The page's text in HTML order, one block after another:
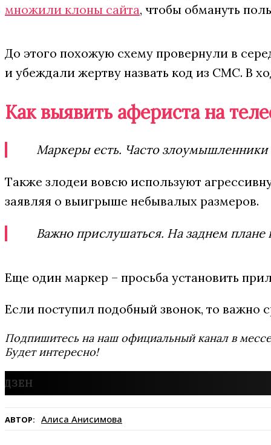
множили клоны сайта, чтобы обмануть
До этого похожую схему провернули в
и убеждали жертву назвать код из СМС. В
Как выявить афериста на
Маркеры есть. Часто
Также злодеи вовсю используют
заявляя о выигрыше небывалых размеров.
Важно прислушаться. На заднем
Еще один маркер – просьба установить
Если поступил подобный звонок, то важно
Подпишитесь на наш официальный канал в
Будет интересно!
АВТОР: Алиса Анисимова